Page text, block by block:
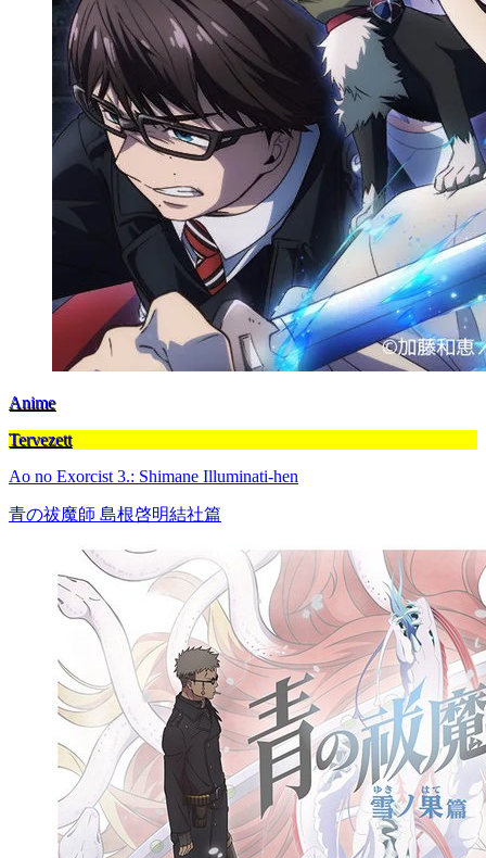
Anime
Tervezett
Ao no Exorcist 3.: Shimane Illuminati-hen
青の祓魔師 島根啓明結社篇